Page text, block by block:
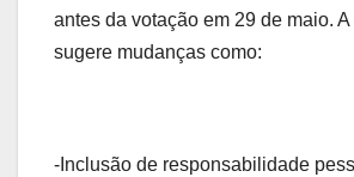
antes da votação em 29 de maio.
sugere mudanças como:
-Inclusão de responsabilidade